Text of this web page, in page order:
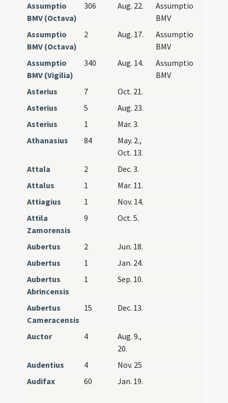
Assumptio
BMV (Octava)
306 Aug. 22.
Assumptio
BMV
Assumptio
BMV (Octava)
2 Aug. 17.
Assumptio
BMV
Assumptio
BMV (Vigilia)
340 Aug. 14.
Assumptio
BMV
Asterius 7
Oct. 21.
Asterius
5
Aug. 23.
Asterius
1
Mar. 3.
Athanasius
84
May. 2.,
Oct. 13.
Attala
2
Dec. 3.
Attalus
1
Mar. 11.
Attiagius
1
Nov. 14.
Attila
Zamorensis
9 Oct. 5.
Aubertus 2
Jun. 18.
Aubertus
1
Jan. 24.
Aubertus
Abrincensis
1 Sep. 10.
Aubertus
Cameracensis
15 Dec. 13.
Auctor 4
Aug. 9.,
20.
Audentius
4
Nov. 25
Audifax
60 Jan. 19.